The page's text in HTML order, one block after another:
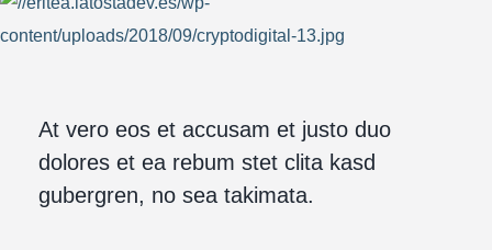
At vero eos et accusam et justo duo
dolores et ea rebum stet clita kasd
gubergren, no sea takimata.